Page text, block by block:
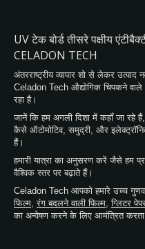
UV टेक बोर्ड तीसरे पक्षीय
CELADON TECH
अंतरराष्ट्रीय व्यापार शो से लेकर
Celadon Tech औद्योगिक चिपकने
रहा है।
जानें कि हम अगली दिशा में कहाँ जा रहे
कैसे ऑटोमोटिव, समुद्री, और
हैं।
हमारी यात्रा का अनुसरण करें जैसे हम
वैश्विक स्तर पर बढ़ाते हैं।
Celadon Tech आपको हमारे उच्च
फिल्म,रंग बदलने वाली फिल्म,ग्लिटर
का अन्वेषण करने के लिए आमंत्रित